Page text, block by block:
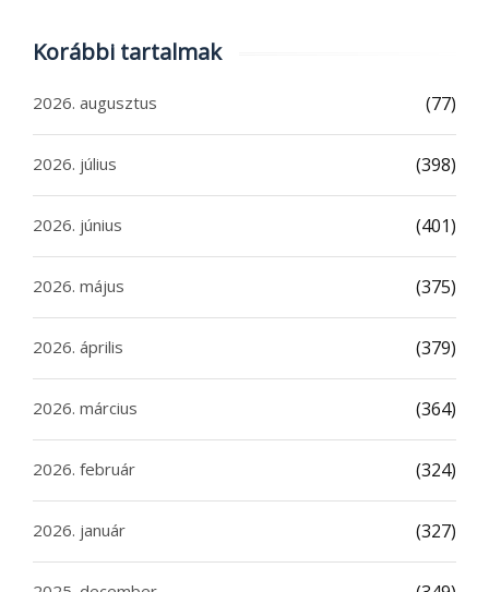
Korábbi tartalmak
2026. augusztus (77)
2026. július (398)
2026. június (401)
2026. május (375)
2026. április (379)
2026. március (364)
2026. február (324)
2026. január (327)